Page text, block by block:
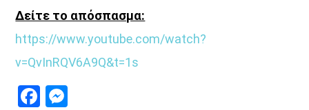
Όταν τα μικρόφωνα ξεκουράζονται…
η μουσική παίρνει τον λόγο.
Ο Aegean Voice 107.5 συνεχίζει να σας κρατά συντροφιά
Δείτε το απόσπασμα:
https://www.youtube.com/watch?
v=QvInRQV6A9Q&t=1s
Facebook